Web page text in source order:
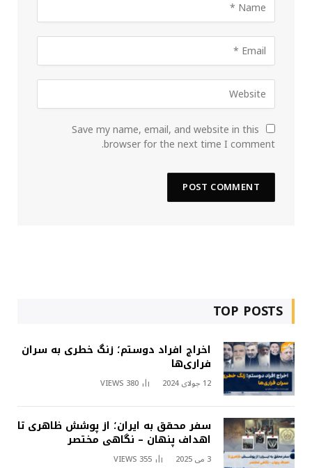
Save my name, email, and website in this
browser for the next time I comment.
TOP POSTS
اخراج افراد دوستم؛ زنگ خطری به سران
فراری‌ها
12 جولای 2024 380
VIEWS
سفر محقق به ایران؛ از پوشش ظاهری تا
اهداف پنهان – نگاهی مختصر
3 می 2025 355
VIEWS